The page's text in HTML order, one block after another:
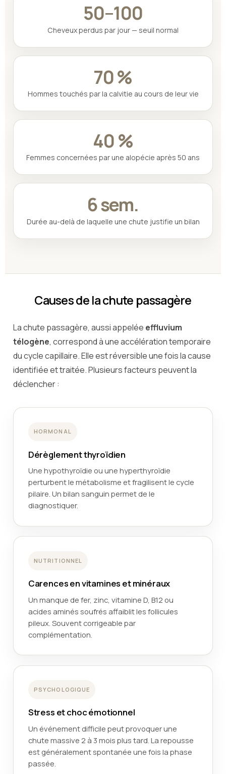
50–100
Cheveux perdus par jour — seuil normal
70 %
Hommes touchés par la calvitie au cours de leur vie
40 %
Femmes concernées par une alopécie après 50 ans
6 sem.
Durée au-delà de laquelle une chute justifie un bilan
Causes de la chute passagère
La chute passagère, aussi appelée effluvium
télogène, correspond à une accélération temporaire
du cycle capillaire. Elle est réversible une fois la cause
identifiée et traitée. Plusieurs facteurs peuvent la
déclencher :
HORMONAL
Dérèglement thyroïdien
Une hypothyroïdie ou une hyperthyroïdie
perturbent le métabolisme et fragilisent le cycle
pilaire. Un bilan sanguin permet de le
diagnostiquer.
NUTRITIONNEL
Carences en vitamines et minéraux
Un manque de fer, zinc, vitamine D, B12 ou
acides aminés soufrés affaiblit les follicules
pileux. Souvent corrigeable par
complémentation.
PSYCHOLOGIQUE
Stress et choc émotionnel
Un événement difficile peut provoquer une
chute massive 2 à 3 mois plus tard. La repousse
est généralement spontanée une fois la phase
passée.